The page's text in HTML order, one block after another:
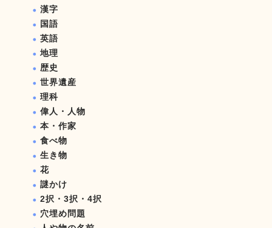
漢字
国語
英語
地理
歴史
世界遺産
理科
偉人・人物
本・作家
食べ物
生き物
花
謎かけ
2択・3択・4択
穴埋め問題